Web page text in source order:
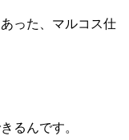
った、マルコス仕
るんです。